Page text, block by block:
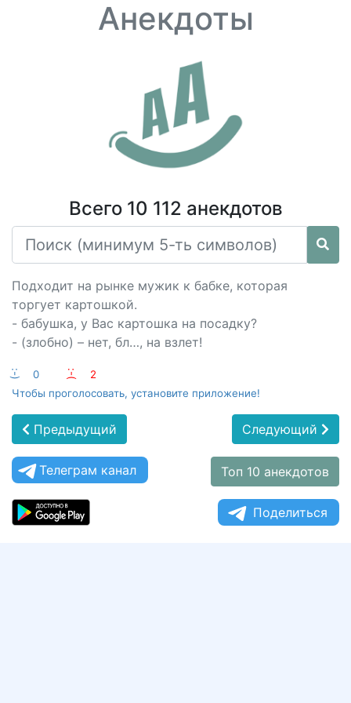
Анекдоты
Всего 10 112 анекдотов
Подходит на рынке мужик к бабке, которая
торгует картошкой.
- бабушка, у Вас картошка на посадку?
- (злобно) – нет, бл…, на взлет!
:-) 0 :-(
2
Чтобы проголосовать, установите приложение!
Предыдущий Следующий
Телеграм канал Топ 10 анекдотов
Поделиться